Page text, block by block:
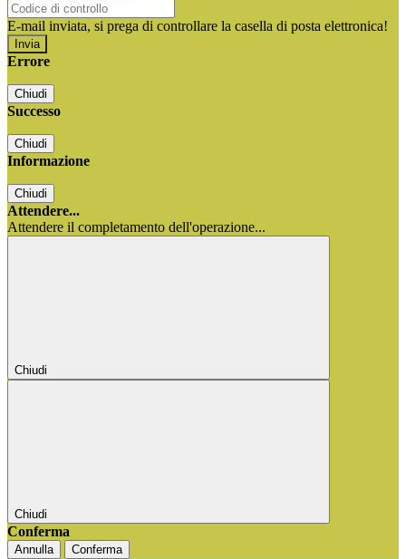
E-mail inviata, si prega di controllare la casella di posta elettronica!
Errore
Chiudi
Successo
Chiudi
Informazione
Chiudi
Attendere...
Attendere il completamento dell'operazione...
Chiudi
Chiudi
Conferma
Annulla Conferma